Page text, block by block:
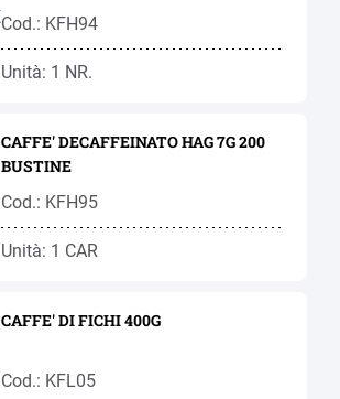
Cod.: KFH94
Unità: 1 NR.
CAFFE' DECAFFEINATO HAG 7G 200
BUSTINE
Cod.: KFH95
Unità: 1 CAR
CAFFE' DI FICHI 400G
Cod.: KFL05